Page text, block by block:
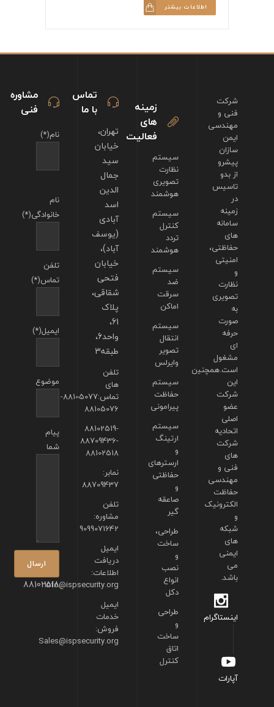
اطلاعات بیشتر
مشاوره
فنی
نام(*)
نام
خانوادگی(*)
تلفن
تماس(*)
ایمیل(*)
موضوع
پیام
شما
88102518
تماس
با ما
تهران،
خیابان
سید
جمال
الدین
اسد
آبادی
(یوسف
آباد)،
خیابان
فتحی
شقاقی،
پلاک
61،
واحد6،
طبقه3
تلفن
های
تماس:88105077-
88105076
88102519-
88709436-
88102518
نمابر:
88709437
تلفن
مشاوره:
9099071642
ایمیل
دریافت
اطلاعات:
info@ispsecurity.org
ایمیل
خدمات
فروش:
Sales@ispsecurity.org
زمینه
های
فعالیت
سیستم
نظارت
تصویری
هوشمند
سیستم
کنترل
تردد
هوشمند
سیستم
ضد
سرقت
اماکن
سیستم
انتقال
تصویر
وایرلس
سیستم
حفاظت
پیرامونی
سیستم
ارتینگ
و
ارسترهای
حفاظتی
و
صاعقه
گیر
طراحی،
ساخت
و
نصب
انواع
دکل
طراحی
و
ساخت
اتاق
کنترل
شرکت
فنی و
مهندسی
ایمن
سازان
پیشرو
از بدو
تاسیس
در
زمینه
سامانه
های
حفاظتی،
امنیتی
و
نظارت
تصویری
به
صورت
حرفه
ای
مشغول
است.همچنین
این
شرکت
عضو
اصلی
اتحادیه
شرکت
های
فنی و
مهندسی
حفاظت
الکترونیک
و
شبکه
های
ایمنی
می
باشد.
اینستاگرام
آپارات